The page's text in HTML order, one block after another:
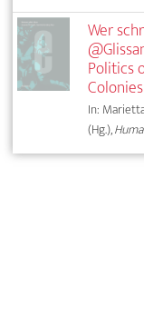
Wer
Politics
Colonies
In:
(Hg.),